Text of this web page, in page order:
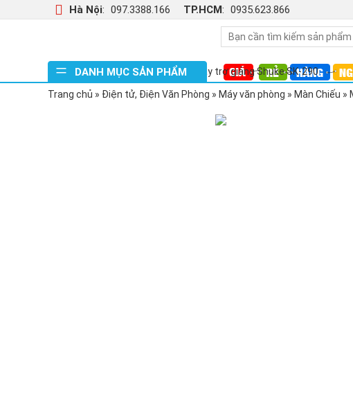
Hà Nội: 097.3388.166 TP.HCM: 0935.623.866
DANH MỤC SẢN PHẨM
Máy trợ giảng Shuke SK-290
Máy trợ giảng SHE ME HERE T200
Máy trợ giảng SHE ME HERE T200
Trang chủ » Điện tử, Điện Văn Phòng » Máy văn phòng » Màn Chiếu »